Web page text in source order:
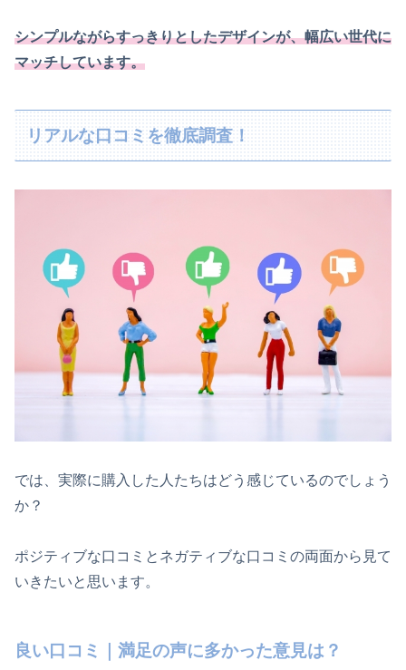
シンプルながらすっきりとしたデザインが、幅広い世代に
マッチしています。
リアルな口コミを徹底調査！
では、実際に購入した人たちはどう感じているのでしょう
か？
ポジティブな口コミとネガティブな口コミの両面から見て
いきたいと思います。
良い口コミ｜満足の声に多かった意見は？